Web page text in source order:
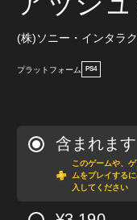
(株)ソニー・インタラ
プラットフォーム PS4
含まれます
このゲームや、
ムをプレイする
入してください